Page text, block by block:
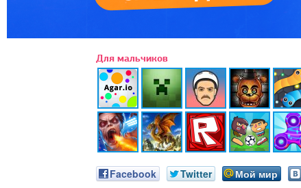
Для мальчиков
Facebook Twitter Мой мир